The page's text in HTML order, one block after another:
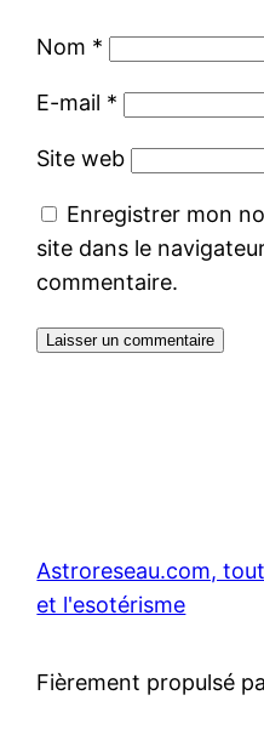
Nom *
E-mail *
Site web
Enregistrer mon
site dans le
commentaire.
Astroreseau.com,
et l'esotérisme
Fièrement propulsé